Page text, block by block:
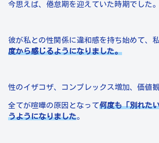
今思えば、倦怠期を迎えていた時期でした。
彼が私との性関係に違和感を持ち始めて、
度から感じるようになりました。
性のイザコザ、コンプレックス増加、価値観
全てが喧嘩の原因となって何度も「別れた
うようになりました。